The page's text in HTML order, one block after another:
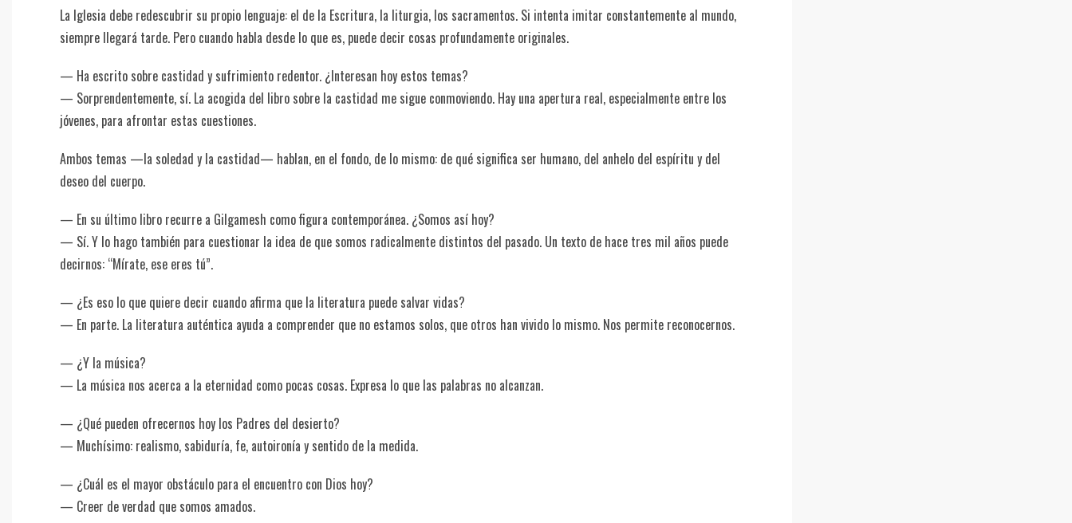
La Iglesia debe redescubrir su propio lenguaje: el de la Escritura, la liturgia, los sacramentos. Si intenta imitar constantemente al mundo,
siempre llegará tarde. Pero cuando habla desde lo que es, puede decir cosas profundamente originales.
— Ha escrito sobre castidad y sufrimiento redentor. ¿Interesan hoy estos temas?
— Sorprendentemente, sí. La acogida del libro sobre la castidad me sigue conmoviendo. Hay una apertura real, especialmente entre los
jóvenes, para afrontar estas cuestiones.
Ambos temas —la soledad y la castidad— hablan, en el fondo, de lo mismo: de qué significa ser humano, del anhelo del espíritu y del
deseo del cuerpo.
— En su último libro recurre a Gilgamesh como figura contemporánea. ¿Somos así hoy?
— Sí. Y lo hago también para cuestionar la idea de que somos radicalmente distintos del pasado. Un texto de hace tres mil años puede
decirnos: “Mírate, ese eres tú”.
— ¿Es eso lo que quiere decir cuando afirma que la literatura puede salvar vidas?
— En parte. La literatura auténtica ayuda a comprender que no estamos solos, que otros han vivido lo mismo. Nos permite reconocernos.
— ¿Y la música?
— La música nos acerca a la eternidad como pocas cosas. Expresa lo que las palabras no alcanzan.
— ¿Qué pueden ofrecernos hoy los Padres del desierto?
— Muchísimo: realismo, sabiduría, fe, autoironía y sentido de la medida.
— ¿Cuál es el mayor obstáculo para el encuentro con Dios hoy?
— Creer de verdad que somos amados.